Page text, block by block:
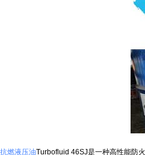
抗燃液压油Turbofluid 46SJ是一种高性能防火